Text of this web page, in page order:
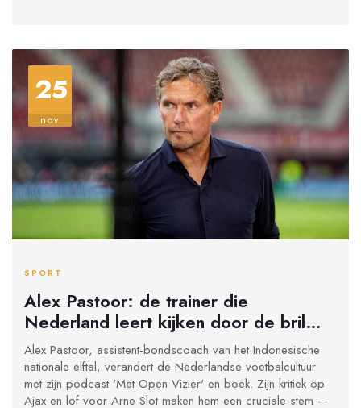
25
nov
SPORT
Alex Pastoor: de trainer die
Nederland leert kijken door de bril
van een prof
Alex Pastoor, assistent-bondscoach van het Indonesische
nationale elftal, verandert de Nederlandse voetbalcultuur
met zijn podcast 'Met Open Vizier' en boek. Zijn kritiek op
Ajax en lof voor Arne Slot maken hem een cruciale stem —